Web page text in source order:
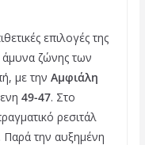
επιλογές της
ζώνης των
με την Αμφιάλη
49-47. Στο
ρεσιτάλ
Παρά την αυξημένη